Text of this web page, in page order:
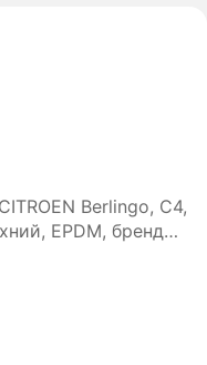
Berlingo, C4,
EPDM, бренд